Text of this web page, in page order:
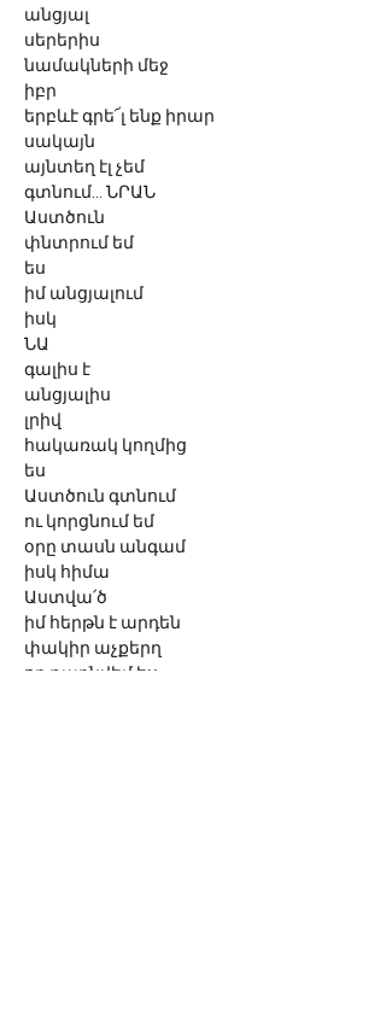
անցյալ
սերերիս
նամակների մեջ
իբր
երբևէ գրե՜լ ենք իրար
սակայն
այնտեղ էլ չեմ
գտնում... ՆՐԱՆ
Աստծուն
փնտրում եմ
ես
իմ անցյալում
իսկ
ՆԱ
գալիս է
անցյալիս
լրիվ
հակառակ կողմից
ես
Աստծուն գտնում
ու կորցնում եմ
օրը տասն անգամ
իսկ հիմա
Աստվա՛ծ
իմ հերթն է արդեն
փակիր աչքերղ
որ թաքնվեմ ես